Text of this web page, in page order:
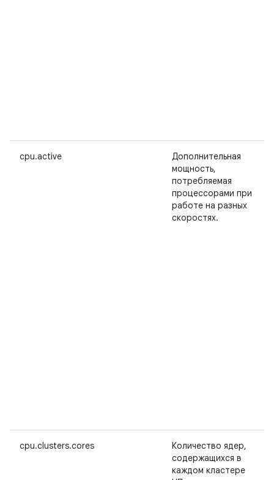
cpu.active
Дополнительная
мощность,
потребляемая
процессорами при
работе на разных
скоростях.
cpu.clusters.cores
Количество ядер,
содержащихся в
каждом кластере